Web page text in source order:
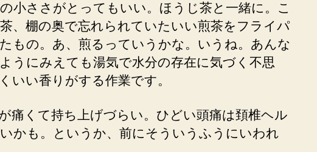
小ささがとってもいい。ほうじ茶と一緒に。こ
、棚の奥で忘れられていたいい煎茶をフライパ
もの。あ、煎るっていうかな。いうね。あんな
うにみえても湯気で水分の存在に気づく不思
いい香りがする作業です。
痛くて持ち上げづらい。ひどい頭痛は頚椎ヘル
かも。というか、前にそういうふうにいわれ